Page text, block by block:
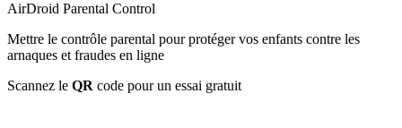
AirDroid Parental Control
Mettre le contrôle parental pour protéger vos enfants contre les
arnaques et fraudes en ligne
Scannez le QR code pour un essai gratuit